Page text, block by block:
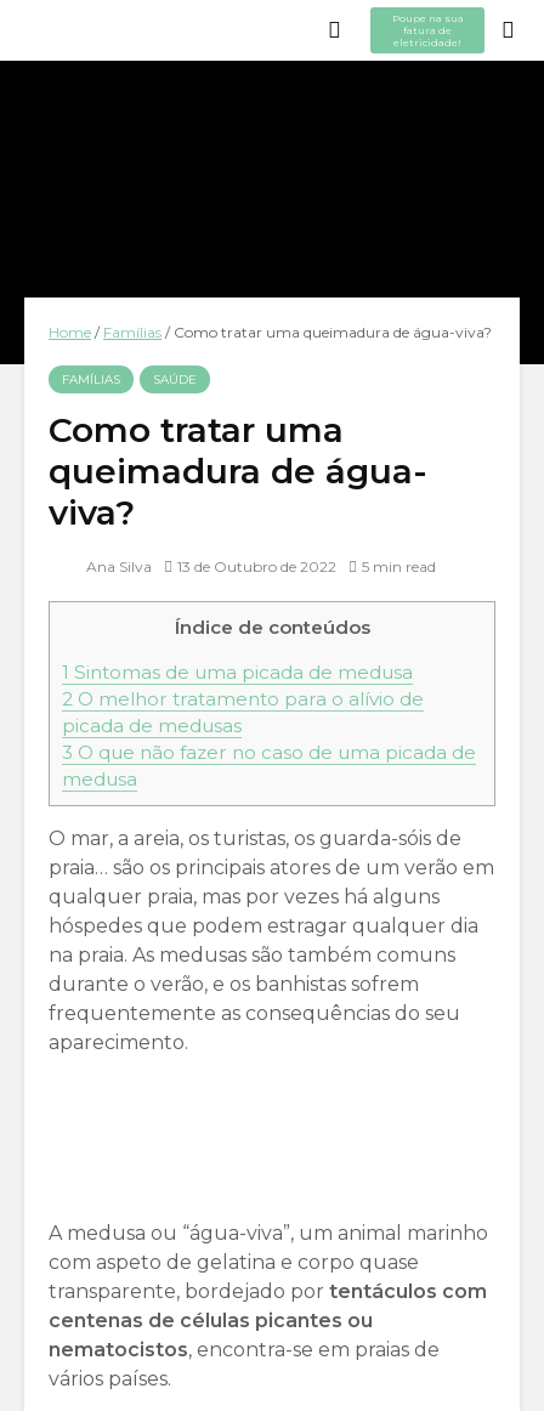
Poupe na sua
fatura de
eletricidade!
Home / Famílias / Como tratar uma queimadura de água-viva?
FAMÍLIAS SAÚDE
Como tratar uma
queimadura de água-
viva?
Ana Silva 13 de Outubro de 2022 5 min read
Índice de conteúdos
1 Sintomas de uma picada de medusa
2 O melhor tratamento para o alívio de
picada de medusas
3 O que não fazer no caso de uma picada de
medusa
O mar, a areia, os turistas, os guarda-sóis de
praia… são os principais atores de um verão em
qualquer praia, mas por vezes há alguns
hóspedes que podem estragar qualquer dia
na praia. As medusas são também comuns
durante o verão, e os banhistas sofrem
frequentemente as consequências do seu
aparecimento.
A medusa ou “água-viva”, um animal marinho
com aspeto de gelatina e corpo quase
transparente, bordejado por tentáculos com
centenas de células picantes ou
nematocistos, encontra-se em praias de
vários países.